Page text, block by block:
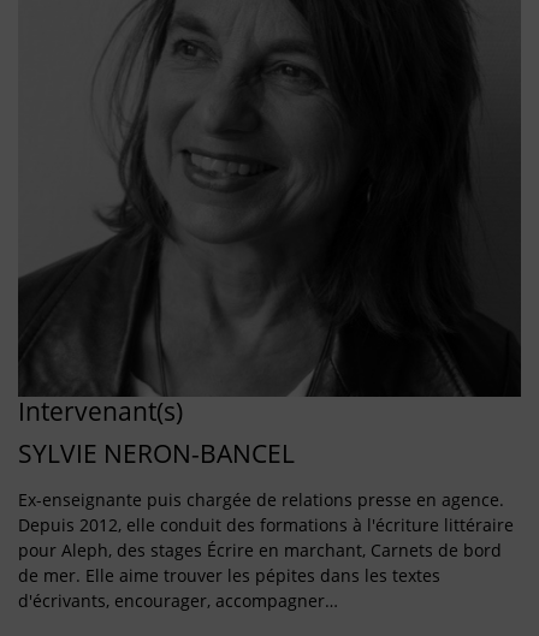
Intervenant(s)
SYLVIE NERON-BANCEL
Ex-enseignante puis chargée de relations presse en agence.
Depuis 2012, elle conduit des formations à l'écriture littéraire
pour Aleph, des stages Écrire en marchant, Carnets de bord
de mer. Elle aime trouver les pépites dans les textes
d'écrivants, encourager, accompagner…